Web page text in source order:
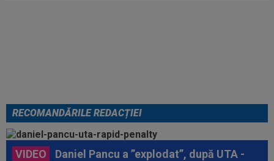
RECOMANDĂRILE REDACȚIEI
VIDEO
Daniel Pancu a ”explodat”, după UTA -